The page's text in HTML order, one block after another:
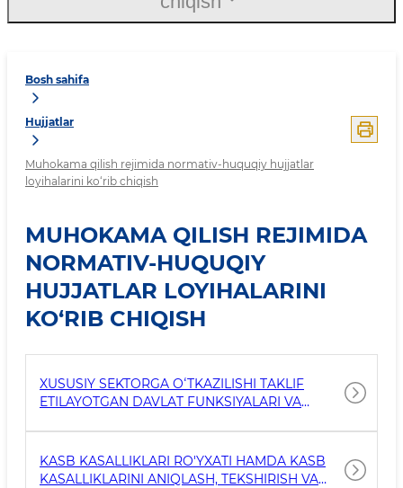
Bosh sahifa
Hujjatlar
Muhokama qilish rejimida normativ-huquqiy hujjatlar
loyihalarini ko‘rib chiqish
MUHOKAMA QILISH REJIMIDA
NORMATIV-HUQUQIY
HUJJATLAR LOYIHALARINI
KO‘RIB CHIQISH
XUSUSIY SEKTORGA OʻTKAZILISHI TAKLIF
ETILAYOTGAN DAVLAT FUNKSIYALARI VA
KASB KASALLIKLARI RO'YXATI HAMDA KASB
KASALLIKLARINI ANIQLASH, TEKSHIRISH VA